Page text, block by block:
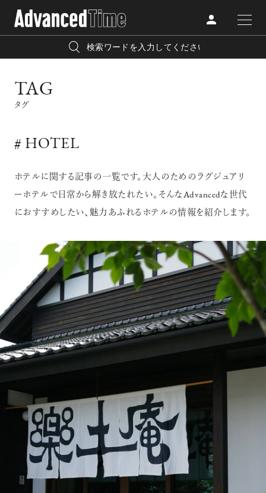
CATEGORY
FASHION
BEAUTY
TRAVEL
LIFESTYLE
FOLLOW US
AdvancedClub
な大人達におくる、スペシャルイシュー満載のメディア。
高感度なファッション、カルチャーに溺愛、未知の幅広い
教養を求め、今までの人生で積んだ経験、知見を余裕をも
情報をさらに充実し、より速やかに、活用できる
「AdvancedClub」会員組織を設けました。
「AdvancedClub」会員に登録すると、プレゼント応募情報
の一覧、プレミアムな会員限定イベント、ブランドのエクス
クルーシブアイテムの紹介など、特別なコンテンツ情報を
メールマガジンでお届け致します。更に『AdvancedTime』
のタブロイドマガジンのご案内もあり、送付手数料のみを
ご負担いただくことでお手元で『AdvancedTime』をお楽し
みいただけます。
登録は無料です。
一緒に『AdvancedTime』を楽しみましょう！
人気の検索キーワード
リゾート
美白 アイメイク
TAG
タグ
# HOTEL
ホテルに関する記事の一覧です。大人のためのラグジュアリ
ーホテルで日常から解き放たれたい。そんなAdvancedな世代
におすすめしたい、魅力あふれるホテルの情報を紹介します。